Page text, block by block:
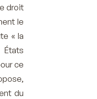
droit
le
« la
États
ce
du